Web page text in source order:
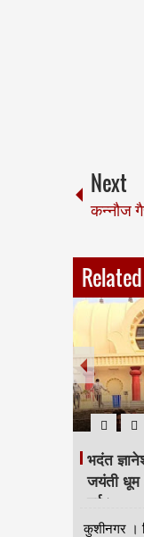
Next
कन्नौज
भदंत
जयंती धूम
गई।
कुशीनगर ।